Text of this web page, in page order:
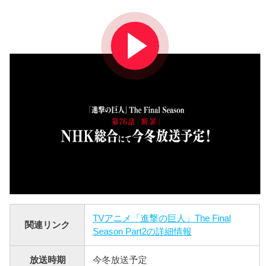
関連リンク
TVアニメ「進撃の巨人」The Final
Season Part2の詳細情報
放送時期 今冬放送予定